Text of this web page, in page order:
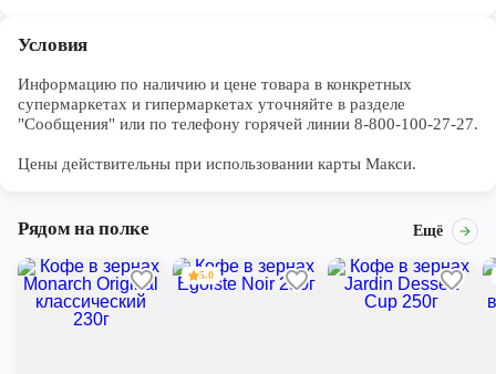
Условия
Информацию по наличию и цене товара в конкретных
супермаркетах и гипермаркетах уточняйте в разделе
"Сообщения" или по телефону горячей линии 8-800-100-27-27.
Цены действительны при использовании карты Макси.
Рядом на полке Ещё
5.0